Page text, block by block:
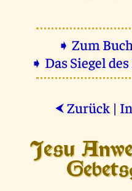
➧ Zum
➧ Das Siegel
⮜ Zurück |
Jesu